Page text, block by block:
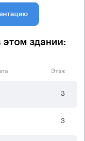
этом здании:
Этаж
3
3